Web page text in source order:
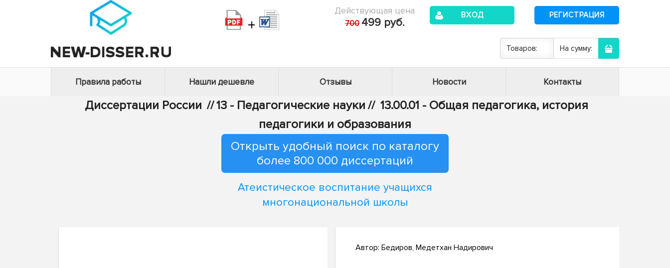
+
Действующая цена
700 499 руб.
ВХОД РЕГИСТРАЦИЯ
Товаров: На сумму:
Правила работы Нашли дешевле Отзывы Новости Контакты
Диссертации России //13 - Педагогические науки // 13.00.01 - Общая педагогика, история
педагогики и образования
Открыть удобный поиск по каталогу
более 800 000 диссертаций
Атеистическое воспитание учащихся
многонациональной школы
Автор: Бедиров, Медетхан Надирович